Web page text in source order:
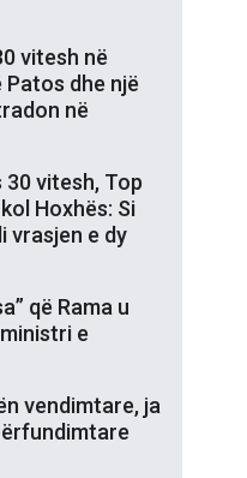
vitesh në
dhe një
në
vitesh, Top
Hoxhës: Si
vrasjen e dy
që Rama u
e
vendimtare, ja